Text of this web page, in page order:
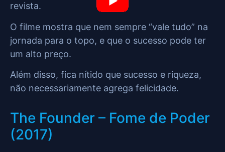
revista.
O filme mostra que nem sempre “vale tudo” na
jornada para o topo, e que o sucesso pode ter
um alto preço.
Além disso, fica nítido que sucesso e riqueza,
não necessariamente agrega felicidade.
The Founder – Fome de Poder
(2017)